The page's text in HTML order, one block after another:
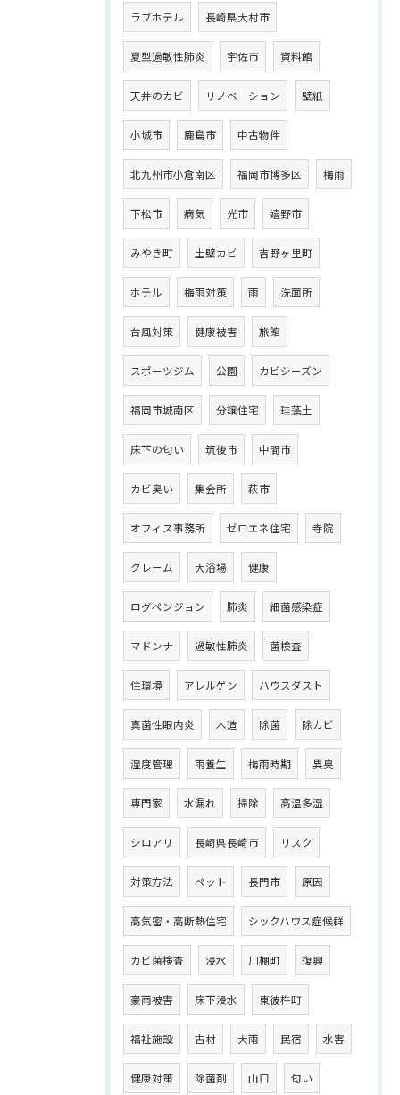
ラブホテル 長崎県大村市
夏型過敏性肺炎 宇佐市 資料館
天井のカビ リノベーション 壁紙
小城市 鹿島市 中古物件
北九州市小倉南区 福岡市博多区 梅雨
下松市 病気 光市 嬉野市
みやき町 土壁カビ 吉野ヶ里町
ホテル 梅雨対策 雨 洗面所
台風対策 健康被害 旅館
スポーツジム 公園 カビシーズン
福岡市城南区 分譲住宅 珪藻土
床下の匂い 筑後市 中間市
カビ臭い 集会所 萩市
オフィス事務所 ゼロエネ住宅 寺院
クレーム 大浴場 健康
ログペンジョン 肺炎 細菌感染症
マドンナ 過敏性肺炎 菌検査
住環境 アレルゲン ハウスダスト
真菌性眼内炎 木造 除菌 除カビ
湿度管理 雨養生 梅雨時期 異臭
専門家 水漏れ 掃除 高温多湿
シロアリ 長崎県長崎市 リスク
対策方法 ペット 長門市 原因
高気密・高断熱住宅 シックハウス症候群
カビ菌検査 浸水 川棚町 復興
豪雨被害 床下浸水 東彼杵町
福祉施設 古材 大雨 民宿 水害
健康対策 除菌剤 山口 匂い